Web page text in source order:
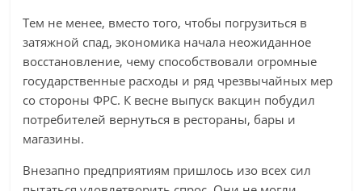
Тем не менее, вместо того, чтобы погрузиться в
затяжной спад, экономика начала неожиданное
восстановление, чему способствовали огромные
государственные расходы и ряд чрезвычайных мер
со стороны ФРС. К весне выпуск вакцин побудил
потребителей вернуться в рестораны, бары и
магазины.
Внезапно предприятиям пришлось изо всех сил